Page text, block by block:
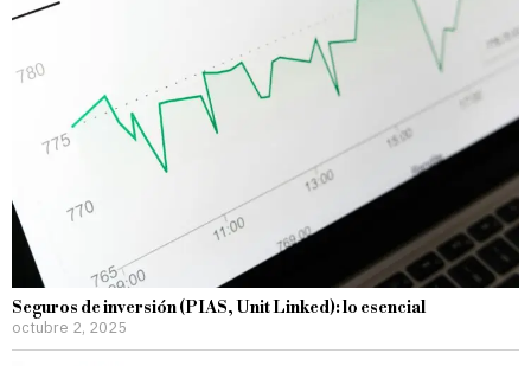
Seguros de inversión (PIAS, Unit Linked): lo esencial
octubre 2, 2025